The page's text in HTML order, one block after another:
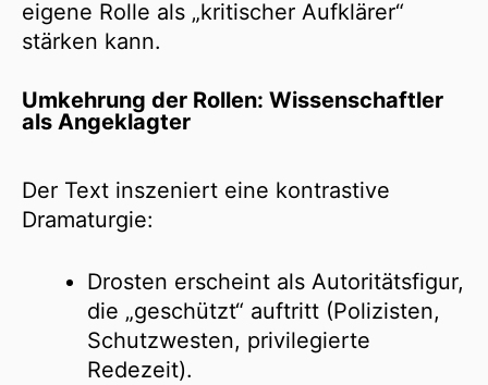
eigene Rolle als „kritischer Aufklärer“
stärken kann.
Umkehrung der Rollen: Wissenschaftler
als Angeklagter
Der Text inszeniert eine kontrastive
Dramaturgie:
Drosten erscheint als Autoritätsfigur,
die „geschützt“ auftritt (Polizisten,
Schutzwesten, privilegierte
Redezeit).